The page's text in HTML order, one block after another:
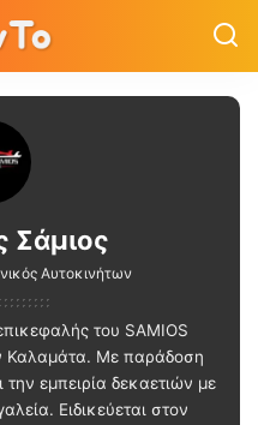
Σάμιος
Αυτοκινήτων
του SAMIOS
Καλαμάτα. Με παράδοση
εμπειρία δεκαετιών με
Ειδικεύεται στον